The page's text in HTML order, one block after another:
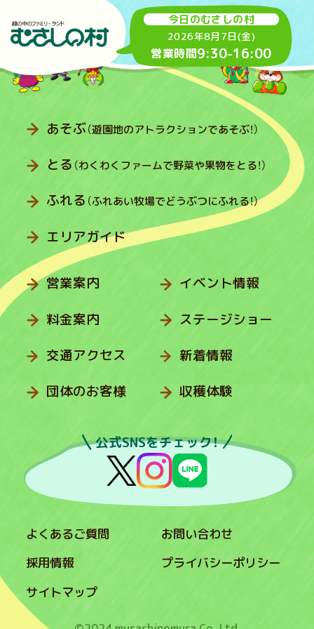
今日のむさしの村
2026年8月7日(金)
営業時間9:30-16:00
あそぶ（遊園地のアトラクションであそぶ！）
とる （わくわくファームで野菜や果物をとる！）
ふれる （ふれあい牧場でどうぶつにふれる！）
エリアガイド
営業案内
料金案内
交通アクセス
団体のお客様
イベント情報
ステージショー
新着情報
収穫体験
公式SNSをチェック！
よくあるご質問
お問い合わせ
採用情報
プライバシーポリシー
サイトマップ